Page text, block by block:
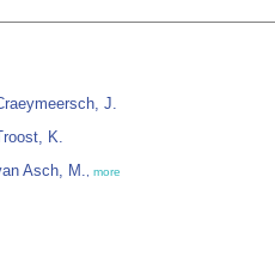
J.
K.
Asch, M., more